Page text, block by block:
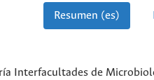
Resumen (es)
Interfacultades de